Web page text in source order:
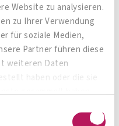
Website zu analysieren.
zu Ihrer Verwendung
für soziale Medien,
Partner führen diese
weiteren Daten
gesammelt haben.
eine
„Eine weitere
für den
ist die
nicht mehr